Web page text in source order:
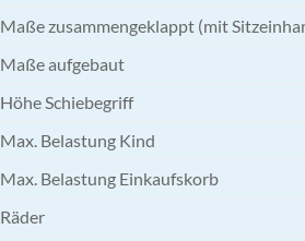
Maße zusammengeklappt (mit
Maße aufgebaut
Höhe Schiebegriff
Max. Belastung Kind
Max. Belastung Einkaufskorb
Räder